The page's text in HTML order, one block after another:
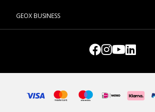
GEOX BUSINESS